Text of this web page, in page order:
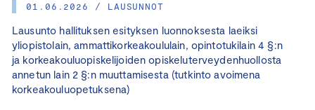
01.06.2026 / LAUSUNNOT
Lausunto hallituksen esityksen luonnoksesta laeiksi
yliopistolain, ammattikorkeakoululain, opintotukilain 4 §:n
ja korkeakouluopiskelijoiden opiskeluterveydenhuollosta
annetun lain 2 §:n muuttamisesta (tutkinto avoimena
korkeakouluopetuksena)